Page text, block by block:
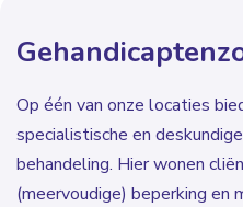
Op één van onze locaties
specialistische en
behandeling. Hier wonen
(meervoudige) beperking en